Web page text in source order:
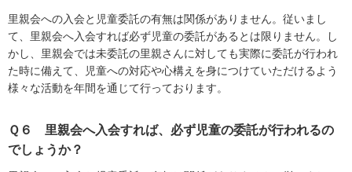
里親会への入会と児童委託の有無は関係がありません。従いまし
て、里親会へ入会すれば必ず児童の委託があるとは限りません。し
かし、里親会では未委託の里親さんに対しても実際に委託が行われ
た時に備えて、児童への対応や心構えを身につけていただけるよう
様々な活動を年間を通じて行っております。
Ｑ６ 里親会へ入会すれば、必ず児童の委託が行われるの
でしょうか？